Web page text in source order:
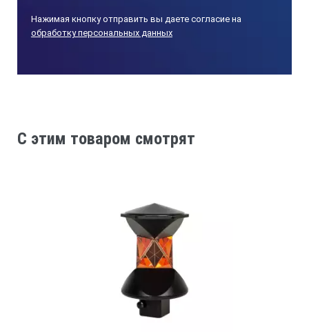
Нажимая кнопку отправить вы даете согласие на
обработку персональных данных
C этим товаром смотрят